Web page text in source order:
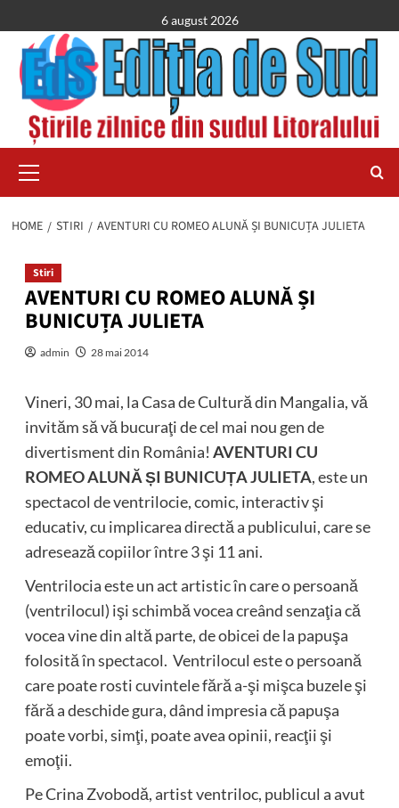
to
content
6 august 2026
Menu
HOME STIRI AVENTURI CU ROMEO ALUNĂ ȘI BUNICUȚA JULIETA
Stiri
AVENTURI CU ROMEO ALUNĂ ȘI
BUNICUȚA JULIETA
admin 28 mai 2014
Vineri, 30 mai, la Casa de Cultură din Mangalia, vă
invităm să vă bucuraţi de cel mai nou gen de
divertisment din România! AVENTURI CU
ROMEO ALUNĂȘI BUNICUȚA JULIETA, este un
spectacol de ventrilocie, comic, interactiv şi
educativ, cu implicarea directă a publicului, care se
adresează copiilor între 3 şi 11 ani.
Ventrilocia este un act artistic în care o persoană
(ventrilocul) işi schimbă vocea creând senzaţia că
vocea vine din altă parte, de obicei de la papuşa
folosită în spectacol. Ventrilocul este o persoană
care poate rosti cuvintele fără a-şi mişca buzele şi
fără a deschide gura, dând impresia că papuşa
poate vorbi, simţi, poate avea opinii, reacţii şi
emoţii.
Pe Crina Zvobodă, artist ventriloc, publicul a avut